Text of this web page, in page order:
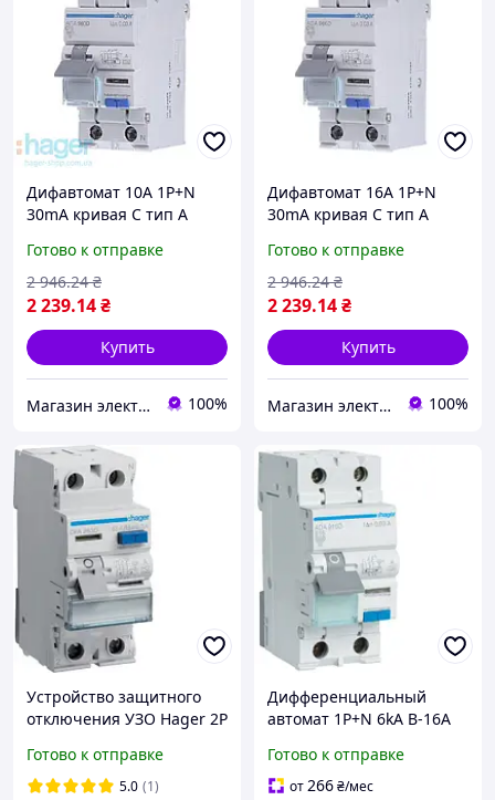
Дифавтомат 10A 1P+N
30mA кривая С тип А
Готово к отправке
2 239.14₴
2 946.24 ₴
Купить
Магазин электротоваров ASFA 100%
Дифавтомат 16A 1P+N
30mA кривая С тип А
Готово к отправке
2 239.14₴
2 946.24 ₴
Купить
Магазин электротоваров ASFA 100%
Устройство защитного
отключения УЗО Hager 2P
Готово к отправке
5.0 (1)
Дифференциальный
автомат 1P+N 6kA B-16A
Готово к отправке
от266₴/мес